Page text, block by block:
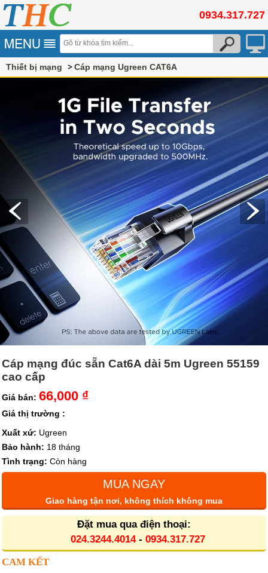
0934.317.727
Thiết bị mạng Cáp mạng Ugreen CAT6A
Cáp mạng đúc sẵn Cat6A dài 5m Ugreen 55159
cao cấp
Giá bán: 66,000 ₫
Giá thị trường :
Xuất xứ: Ugreen
Bảo hành: 18 tháng
Tình trạng: Còn hàng
MUA NGAY
Giao hàng tận nơi, không thích không mua
Đặt mua qua điện thoại:
024.3244.4014- 0934.317.727
CAM KẾT